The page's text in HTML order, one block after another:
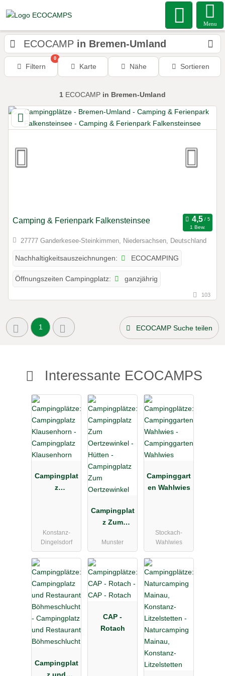
Menu
ECOCAMP in Bremen-Umland
Filtern
0
Karte Nähe Sortieren
1 ECOCAMP in Bremen-Umland
Camping & Ferienpark Falkensteinsee
1 Bew.
27777 Ganderkesee-Steinkimmen, Niedersachsen, Deutschland
Nachhaltigkeitsauszeichnungen: ECOCAMPING
Öffnungszeiten Campingplatz: ganzjährig
103
1 ECOCAMP Suche teilen
Interessante ECOCAMPS
Campingplat
z
Konstanz-
Dingelsdorf
Campingplat
z Zum
Munster
Campinggart
en Wahlwies
Stockach-
Wahlwies
Campingplat
z und
CAP -
Rotach